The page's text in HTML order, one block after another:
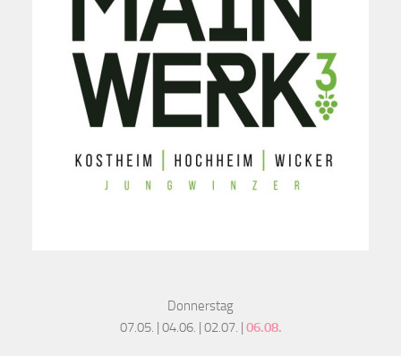
Donnerstag
07.05. | 04.06. | 02.07. | 06.08.